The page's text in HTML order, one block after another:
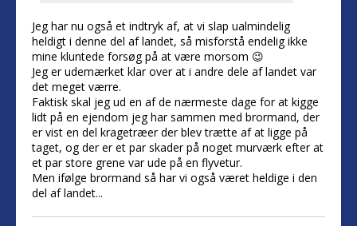
Jeg har nu også et indtryk af, at vi slap ualmindelig
heldigt i denne del af landet, så misforstå endelig ikke
mine kluntede forsøg på at være morsom 😉
Jeg er udemærket klar over at i andre dele af landet var
det meget værre.
Faktisk skal jeg ud en af de nærmeste dage for at kigge
lidt på en ejendom jeg har sammen med brormand, der
er vist en del kragetræer der blev trætte af at ligge på
taget, og der er et par skader på noget murværk efter at
et par store grene var ude på en flyvetur.
Men ifølge brormand så har vi også været heldige i den
del af landet...